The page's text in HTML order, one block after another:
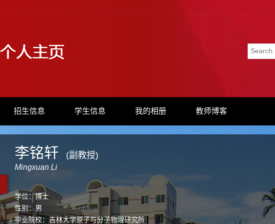
招生信息 学生信息 我的相册 教师博客
李铭轩
Mingxuan Li
(副教授)
学位：博士
性别：男
毕业院校：吉林大学原子与分子物理研究所